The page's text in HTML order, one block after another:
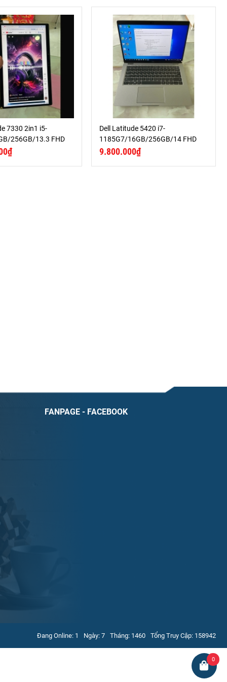
7330 2in1 i5-
256GB/13.3 FHD
Dell Latitude 5420 i7-
1185G7/16GB/256GB/14 FHD
9.800.000₫
FANPAGE - FACEBOOK
Đang Online: 1 Ngày: 7 Tháng: 1460 Tổng Truy Cập: 158942
0